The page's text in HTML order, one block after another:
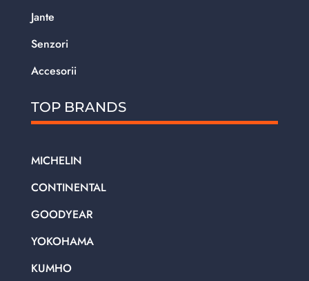
Jante
Senzori
Accesorii
TOP BRANDS
MICHELIN
CONTINENTAL
GOODYEAR
YOKOHAMA
KUMHO